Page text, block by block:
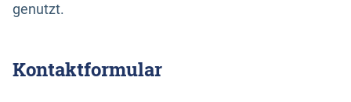
genutzt.
Kontaktformular